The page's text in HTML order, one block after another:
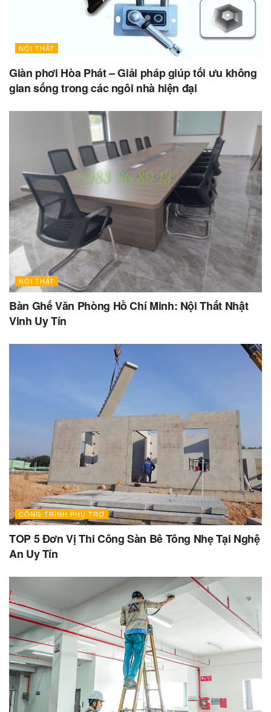
NỘI THẤT
Giàn phơi Hòa Phát – Giải pháp giúp tối ưu không
gian sống trong các ngôi nhà hiện đại
NỘI THẤT
Bàn Ghế Văn Phòng Hồ Chí Minh: Nội Thất Nhật
Vinh Uy Tín
CÔNG TRÌNH PHỤ TRỢ
TOP 5 Đơn Vị Thi Công Sàn Bê Tông Nhẹ Tại Nghệ
An Uy Tín